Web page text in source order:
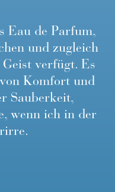
Eau de Parfum,
und zugleich
Geist verfügt. Es
von Komfort und
Sauberkeit,
wenn ich in der